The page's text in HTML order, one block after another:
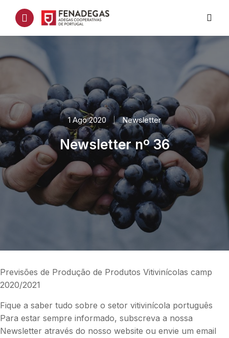
1 Ago 2020 Newsletter
Newsletter nº 36
Previsões de Produção de Produtos Vitivinícolas camp
2020/2021
Fique a saber tudo sobre o setor vitivinícola português
Para estar sempre informado, subscreva a nossa
Newsletter através do nosso website ou envie um email